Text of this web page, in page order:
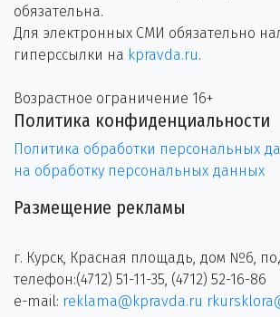
обязательна.
Для электронных СМИ обязательно
гиперссылки на kpravda.ru.
Возрастное ограничение 16+
Политика конфиденциальности
Политика обработки персональных
на обработку персональных данных
Размещение рекламы
г. Курск, Красная площадь, дом №6,
телефон:(4712) 51-11-35, (4712) 52-16-86
e-mail: reklama@kpravda.ru